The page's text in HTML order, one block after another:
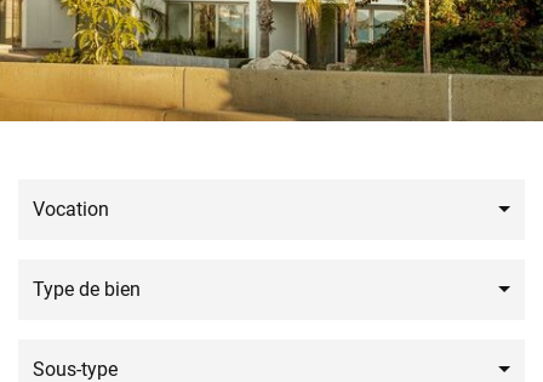
Vocation
Type de bien
Sous-type